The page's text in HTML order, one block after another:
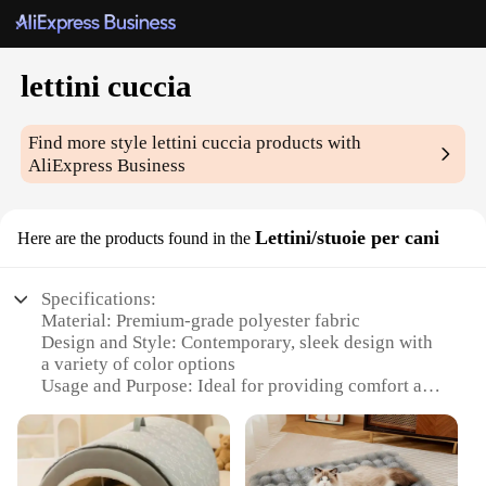
lettini cuccia
Find more stylelettini cuccia products with
AliExpress Business
Here are the products found in the Lettini/stuoie per cani
Specifications:
Material: Premium-grade polyester fabric
Design and Style: Contemporary, sleek design with
a variety of color options
Usage and Purpose: Ideal for providing comfort and
Performance and Property: Durable, easy-to-clean,
and resistant to wear and tear
Shape or Size or Weight or Quantity: Available in